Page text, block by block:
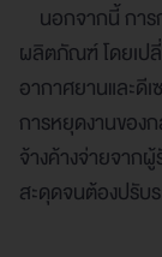
นอกจากนี้ กา
ผลิตภัณฑ์ โดยเป
อากาศยานและดี
การหยุดงานของ
จ้างค้างจ่ายจาก
สะดุดจนต้องปรับร